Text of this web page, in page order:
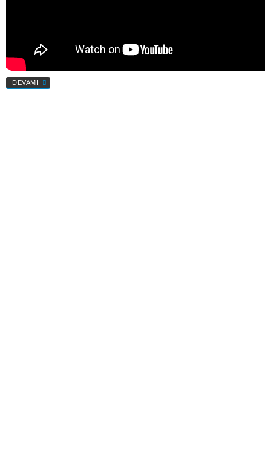
DEVAMI